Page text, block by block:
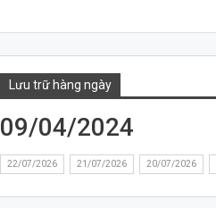
Lưu trữ hàng ngày
09/04/2024
22/07/2026 21/07/2026 20/07/2026